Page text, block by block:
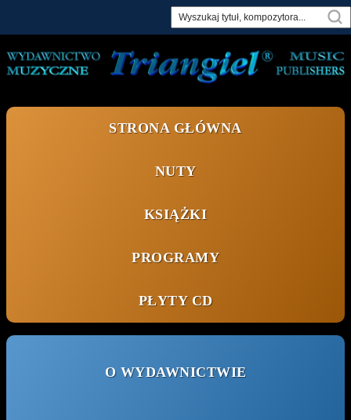
content
STRONA GŁÓWNA
NUTY
KSIĄŻKI
PROGRAMY
PŁYTY CD
O WYDAWNICTWIE